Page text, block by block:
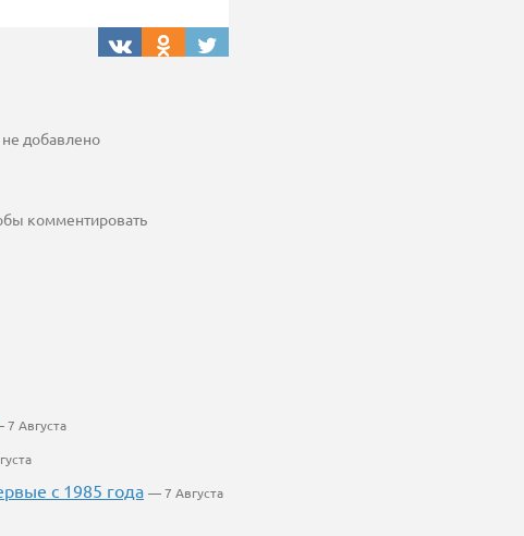
добавлено
комментировать
Августа
с 1985 года — 7 Августа